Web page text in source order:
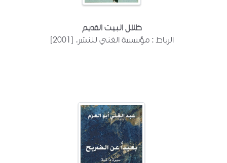
ظلال البيت القديم
الرباط : مؤسسة الغني للنشر، [2001]